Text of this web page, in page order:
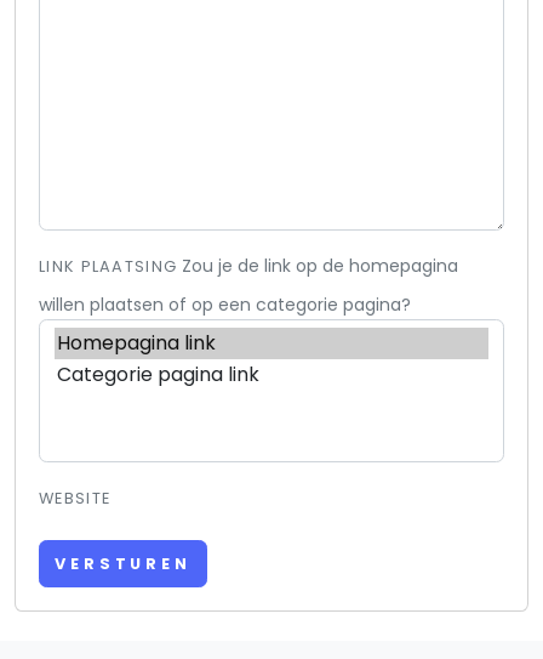
LINK PLAATSING Zou je de link op de homepagina
willen plaatsen of op een categorie pagina?
WEBSITE
VERSTUREN